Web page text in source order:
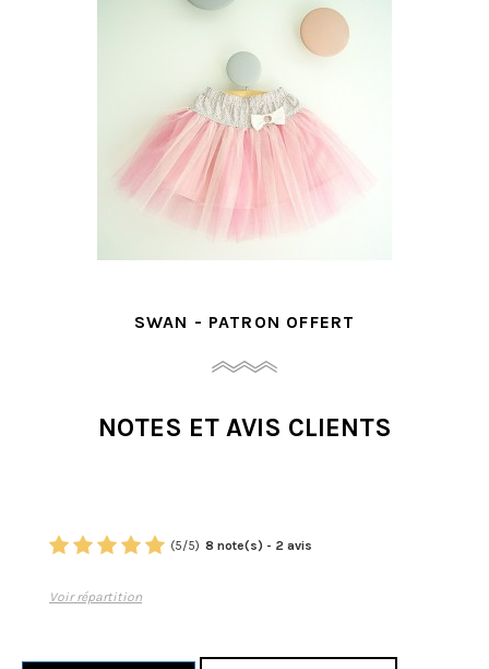
SWAN - PATRON OFFERT
NOTES ET AVIS CLIENTS
(5/5) 8 note(s) - 2 avis
Voir répartition